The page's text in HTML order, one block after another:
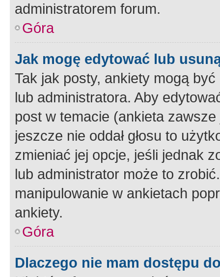
administratorem forum.
Góra
Jak mogę edytować lub
Tak jak posty, ankiety mogą
lub administratora. Aby
post w temacie (ankieta
jeszcze nie oddał głosu to
zmieniać jej opcje, jeśli jednak
lub administrator może to
manipulowanie w ankietach
ankiety.
Góra
Dlaczego nie mam dostępu